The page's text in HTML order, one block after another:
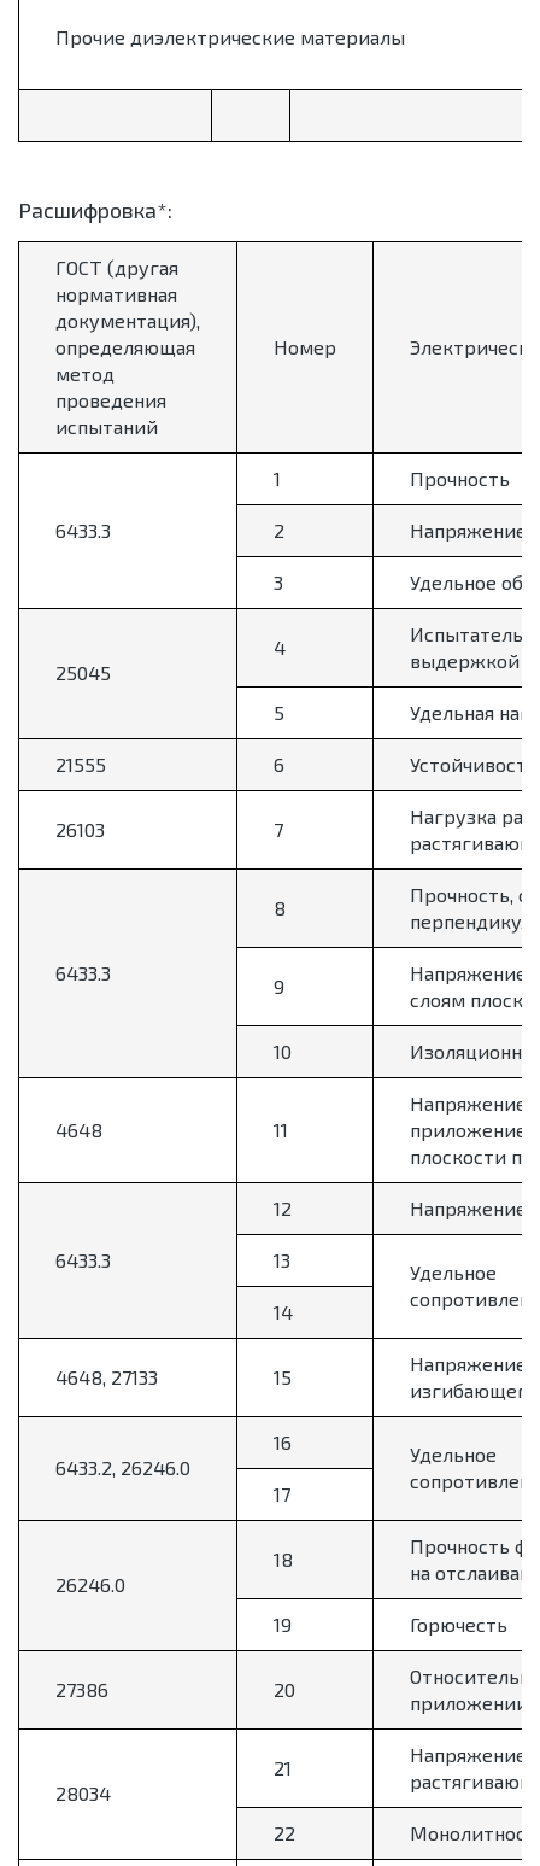
Прочие диэлектрические материалы
Расшифровка*:
ГОСТ (другая
нормативная
документация),
определяющая
метод
проведения
испытаний
Номер
6433.3
1 Прочность
2 Напряжение
3 Удельное
25045
4
выдержкой
5 Удельная
21555 6
26103 7
Нагрузка
6433.3
8
Прочность,
9
Напряжение
слоям
10
4648 11
Напряжение
плоскости
6433.3
12 Напряжение
13
Удельное
14
4648, 27133 15
Напряжение
6433.2, 26246.0
16
Удельное
17
26246.0
18
Прочность
на
19 Горючесть
27386 20
приложении
28034
21
Напряжение
22